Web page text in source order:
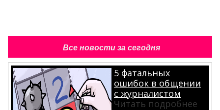
Все новости за сегодня
5 фатальных
ошибок в общении
с журналистом
Читать подробнее